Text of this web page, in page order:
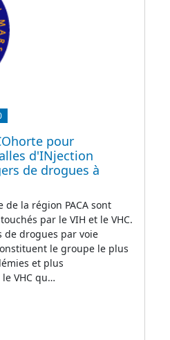
pour
d'INjection
de drogues à
de la région PACA sont
par le VIH et le VHC.
de drogues par voie
le groupe le plus
et plus
VHC qu…